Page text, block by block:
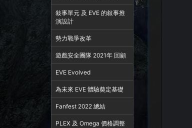
敍事單元 及 EVE 的敍事推
演設計
勢力戰爭改革
遊戲安全團隊 2021年 回顧
EVE Evolved
為未來 EVE 體驗奠定基礎
Fanfest 2022 總結
PLEX 及 Omega 價格調整